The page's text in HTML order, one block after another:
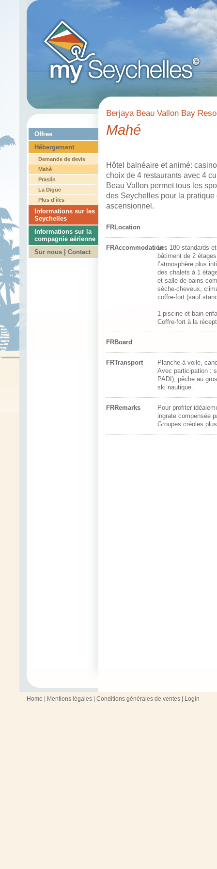
Offres
Hébergement
Demande de devis
Mahé
Praslín
La Digue
Plus d'îles
Informations sur les
Seychelles
Informations sur la
compagnie aérienne
Sur nous | Contact
Berjaya Beau Vallon Bay
Mahé
Hôtel balnéaire et animé:
choix de 4 restaurants avec 4
Beau Vallon permet tous les
des Seychelles pour la
ascensionnel.
FRLocation
FRAccommodationLes 180 standards
bâtiment de 2
l’atmosphère plus
des chalets à 1
et salle de bains
sèche-cheveux,
coffre-fort (sauf
1 piscine et bain
Coffre-fort à la
FRBoard
FRTransport
Planche à voile,
Avec participation :
PADI), pêche au
ski nautique.
FRRemarks
Pour profiter
ingrate compensée
Groupes créoles
Home Mentions légales Conditions générales de ventes Login